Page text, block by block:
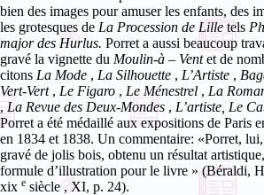
bien des images pour amuser les enfants, des
les grotesques de La Procession de Lille tels
major des Hurlus. Porret a aussi beaucoup
gravé la vignette du Moulin-à – Vent et de
citons La Mode , La Silhouette , L’Artiste ,
Vert-Vert , Le Figaro , Le Ménestrel , La
, La Revue des Deux-Mondes , L’artiste, Le
Porret a été médaillé aux expositions de Paris
en 1834 et 1838. Un commentaire: «Porret,
gravé de jolis bois, obtenu un résultat
formule d’illustration pour le livre » (Béraldi,
xix e siècle , XI, p. 24).